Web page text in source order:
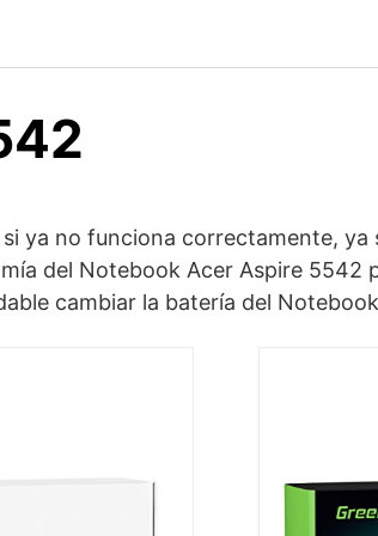
ya no funciona correctamente,
del Notebook Acer Aspire
cambiar la batería del